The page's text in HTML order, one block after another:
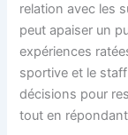
relation avec les
peut apaiser un
expériences
sportive et le
décisions pour
tout en répondant